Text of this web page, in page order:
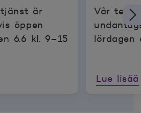
är
öppen
6.6 kl. 9–15
Vår
lördagen
Lue lisää